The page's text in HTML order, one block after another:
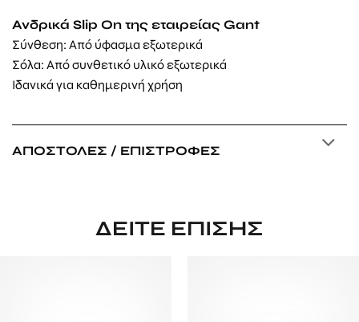
Ανδρικά Slip On της εταιρείας Gant
Σύνθεση: Από ύφασμα εξωτερικά
Σόλα: Απόσυνθετικό υλικόεξωτερικά
Ιδανικά για καθημερινή χρήση
ΑΠΟΣΤΟΛΈΣ / ΕΠΙΣΤΡΟΦΈΣ
ΔΕΊΤΕ ΕΠΊΣΗΣ